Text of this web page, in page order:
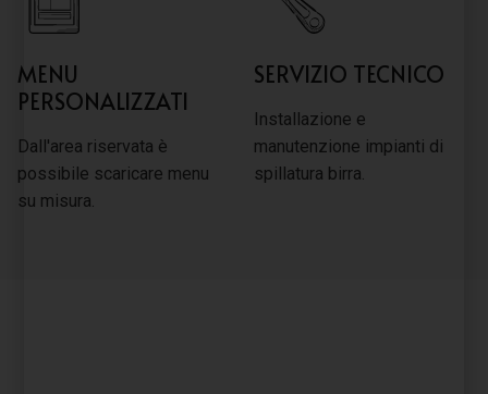
MENU
PERSONALIZZATI
Dall'area riservata è
possibile scaricare menu
su misura.
SERVIZIO TECNICO
Installazione e
manutenzione impianti di
spillatura birra.